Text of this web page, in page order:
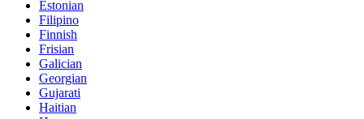
Estonian
Filipino
Finnish
Frisian
Galician
Georgian
Gujarati
Haitian